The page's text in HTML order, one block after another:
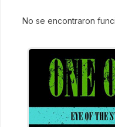
No se encontraron